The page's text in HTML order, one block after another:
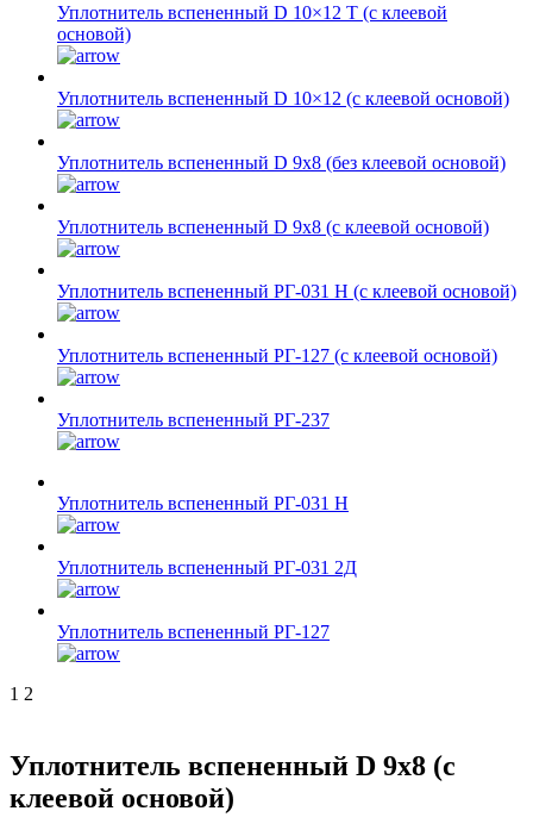
Уплотнитель вспененный D 10×12 T (с клеевой
основой)
Уплотнитель вспененный D 10×12 (с клеевой основой)
Уплотнитель вспененный D 9х8 (без клеевой основой)
Уплотнитель вспененный D 9х8 (с клеевой основой)
Уплотнитель вспененный РГ-031 Н (с клеевой основой)
Уплотнитель вспененный РГ-127 (с клеевой основой)
Уплотнитель вспененный РГ-237
Уплотнитель вспененный РГ-031 Н
Уплотнитель вспененный РГ-031 2Д
Уплотнитель вспененный РГ-127
1 2
Уплотнитель вспененный D 9х8 (с
клеевой основой)